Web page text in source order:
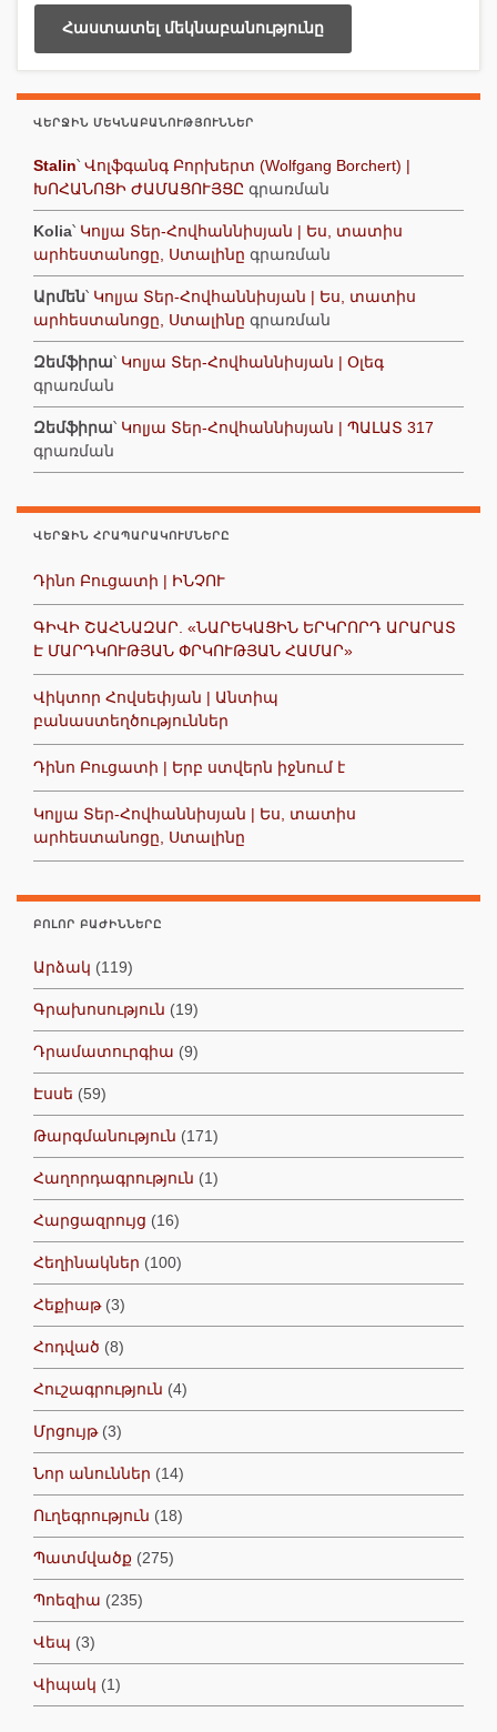
ՎԵՐՋԻՆ ՄԵԿՆԱԲԱՆՈՒԹՅՈՒՆՆԵՐ
Stalin՝ Վոլֆգանգ Բորխերտ (Wolfgang Borchert) |
ԽՈՀԱՆՈՑԻ ԺԱՄԱՑՈՒՅՑԸ գրառման
Kolia՝ Կոլյա Տեր-Հովհաննիսյան | Ես, տատիս
արհեստանոցը, Ստալինը գրառման
Արմեն՝ Կոլյա Տեր-Հովհաննիսյան | Ես, տատիս
արհեստանոցը, Ստալինը գրառման
Զեմֆիրա՝ Կոլյա Տեր-Հովհաննիսյան | Օլեգ
գրառման
Զեմֆիրա՝ Կոլյա Տեր-Հովհաննիսյան | ՊԱԼԱՏ 317
գրառման
ՎԵՐՋԻՆ ՀՐԱՊԱՐԱԿՈՒՄՆԵՐԸ
Դինո Բուցատի | ԻՆՉՈՒ
ԳԻՎԻ ՇԱՀՆԱԶԱՐ. «ՆԱՐԵԿԱՑԻՆ ԵՐԿՐՈՐԴ ԱՐԱՐԱՏ
Է ՄԱՐԴԿՈՒԹՅԱՆ ՓՐԿՈՒԹՅԱՆ ՀԱՄԱՐ»
Վիկտոր Հովսեփյան | Անտիպ
բանաստեղծություններ
Դինո Բուցատի | Երբ ստվերն իջնում է
Կոլյա Տեր-Հովհաննիսյան | Ես, տատիս
արհեստանոցը, Ստալինը
ԲՈԼՈՐ ԲԱԺԻՆՆԵՐԸ
Արձակ (119)
Գրախոսություն (19)
Դրամատուրգիա (9)
Էսսե (59)
Թարգմանություն (171)
Հաղորդագրություն (1)
Հարցազրույց (16)
Հեղինակներ (100)
Հեքիաթ(3)
Հոդված (8)
Հուշագրություն (4)
Մրցույթ(3)
Նոր անուններ (14)
Ուղեգրություն (18)
Պատմվածք (275)
Պոեզիա (235)
Վեպ (3)
Վիպակ (1)